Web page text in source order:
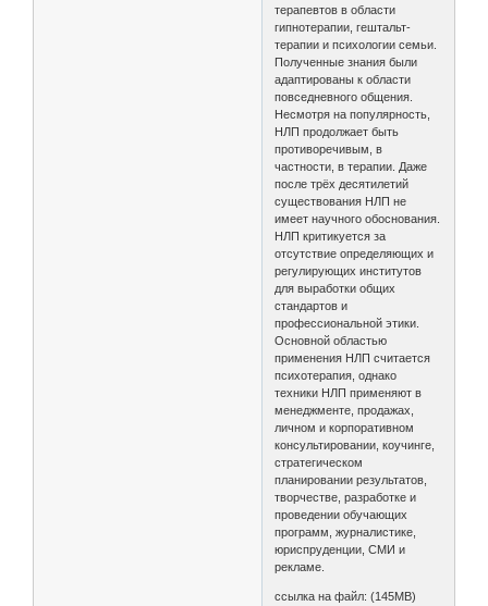
терапевтов в области
гипнотерапии, гештальт-
терапии и психологии семьи.
Полученные знания были
адаптированы к области
повседневного общения.
Несмотря на популярность,
НЛП продолжает быть
противоречивым, в
частности, в терапии. Даже
после трёх десятилетий
существования НЛП не
имеет научного обоснования.
НЛП критикуется за
отсутствие определяющих и
регулирующих институтов
для выработки общих
стандартов и
профессиональной этики.
Основной областью
применения НЛП считается
психотерапия, однако
техники НЛП применяют в
менеджменте, продажах,
личном и корпоративном
консультировании, коучинге,
стратегическом
планировании результатов,
творчестве, разработке и
проведении обучающих
программ, журналистике,
юриспруденции, СМИ и
рекламе.
ссылка на файл: (145МВ)